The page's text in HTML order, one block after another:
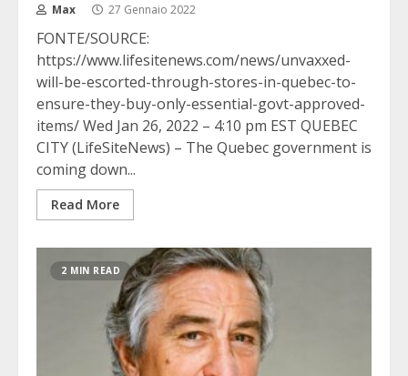
Max 27 Gennaio 2022
FONTE/SOURCE:
https://www.lifesitenews.com/news/unvaxxed-
will-be-escorted-through-stores-in-quebec-to-
ensure-they-buy-only-essential-govt-approved-
items/ Wed Jan 26, 2022 – 4:10 pm EST QUEBEC
CITY (LifeSiteNews) – The Quebec government is
coming down...
Read More
2 MIN READ